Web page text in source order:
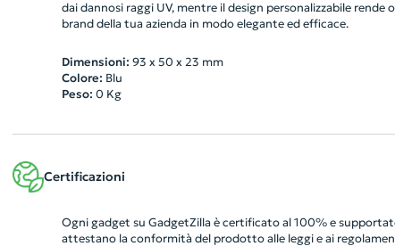
dai dannosi raggi UV, mentre il design personalizzabile rende
brand della tua azienda in modo elegante ed efficace.
Dimensioni: 93 x 50 x 23 mm
Colore: Blu
Peso: 0 Kg
Certificazioni
Ogni gadget su GadgetZilla è certificato al 100% e
attestano la conformità del prodotto alle leggi e ai